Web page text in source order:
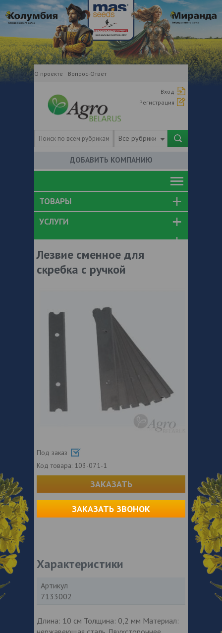
О проекте Вопрос-Ответ
Вход
Регистрация
Все рубрики
ДОБАВИТЬ КОМПАНИЮ
ТОВАРЫ
УСЛУГИ
Лезвие сменное для
скребка с ручкой
Под заказ
Код товара: 103-071-1
ЗАКАЗАТЬ
ЗАКАЗАТЬ ЗВОНОК
Характеристики
Артикул
7133002
Длина: 10 см Толщина: 0,2 мм Материал: